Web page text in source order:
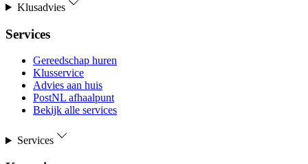
Klusadvies
Services
Gereedschap huren
Klusservice
Advies aan huis
PostNL afhaalpunt
Bekijk alle services
Services